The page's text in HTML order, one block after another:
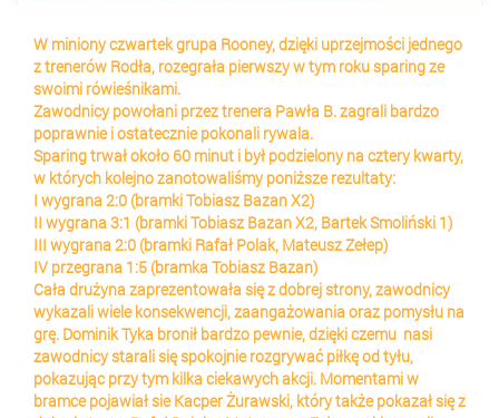
W miniony czwartek grupa Rooney, dzięki uprzejmości jednego
z trenerów Rodła, rozegrała pierwszy w tym roku sparing ze
swoimi rówieśnikami.
Zawodnicy powołani przez trenera Pawła B. zagrali bardzo
poprawnie i ostatecznie pokonali rywala.
Sparing trwał około 60 minut i był podzielony na cztery kwarty,
w których kolejno zanotowaliśmy poniższe rezultaty:
I wygrana 2:0 (bramki Tobiasz Bazan X2)
II wygrana 3:1 (bramki Tobiasz Bazan X2, Bartek Smoliński 1)
III wygrana 2:0 (bramki Rafał Polak, Mateusz Zełep)
IV przegrana 1:5 (bramka Tobiasz Bazan)
Cała drużyna zaprezentowała się z dobrej strony, zawodnicy
wykazali wiele konsekwencji, zaangażowania oraz pomysłu na
grę. Dominik Tyka bronił bardzo pewnie, dzięki czemu nasi
zawodnicy starali się spokojnie rozgrywać piłkę od tyłu,
pokazując przy tym kilka ciekawych akcji. Momentami w
bramce pojawiał sie Kacper Żurawski, który także pokazał się z